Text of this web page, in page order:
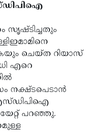
സൃഷ്ടിച്ചതും
ചെയ്ത റിയാസ്
എറെ
നക്ഷ്ടപെടാൻ
പറഞ്ഞു.